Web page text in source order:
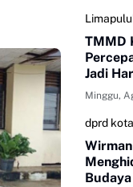
TMMD
Jadi
Minggu,
dprd